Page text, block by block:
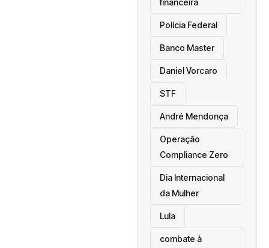
Polícia Federal
Banco Master
Daniel Vorcaro
STF
André Mendonça
Operação
Compliance Zero
Dia Internacional
da Mulher
Lula
combate à